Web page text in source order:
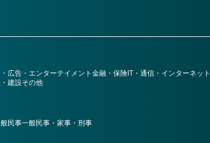
広告・エンターテイメント 金融・保険 IT・通信・インターネット
建設その他
民事一般民事・家事・刑事